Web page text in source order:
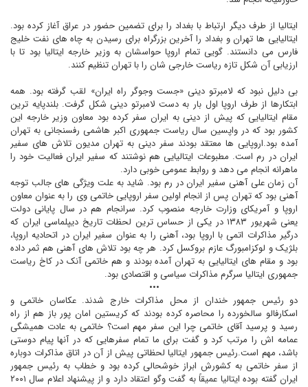
ايتاليا از طرف ديگر ارتباط با بغداد را براى تضمين حضور در عراق آغاز کرده بود.
ايتاليايى ها تهران و بغداد را آخرين بزرگراه براى رسيدن به چاه هاى نفت خليج
فارس مى دانستند. گويى تمام اروپا حواسشان به وزير خارجه ايتاليا بود تا با
ارزيابى آن شکل تازه رياست خارجى شان را با تهران تنظيم کنند.
بى دليل نبود که لامبرتو دينى «جست وجوگر راه ايران» لقب گرفته بود. همه
ابتکارها از طرف اروپا اول بار به دست لامبرتو دينى شکل گرفت. بلندپايه ترين
مقام ايتاليايى که پيش از دينى به ايران سفر کرده بود معاون وزير خارجه اين
کشور بود که در واپسين سال رياست جمهورى اکبر هاشمى رفسنجانى به تهران
آمده بود.اروپايى ها معتقد بودند سفر دينى به تهران مديون تلاش هاى سفير
ايران در رم است. مطبوعات ايتاليايى هم نوشتند که سفير ايران فعاليت خود را
ماهرانه انجام مى دهد و روابط عمومى خوبى دارد.
آن زمان على آهنى سفیر ايران در رم بود. شايد به علت ويژگى هاى جالب توجه
آهنى بود که تهران پس از انجام اولين سفر اروپايى خاتمى وى را به عنوان معاون
اروپا و آمريکاى وزارت خارجه منصوب کرد. سرانجام هم در سال پايانى دولت
يعنى شهريور ۱۳۸۳ در يکى از حساس ترين لحظات تاريخ ديپلماسى ايران که
درگير مذاکرات اتمى با اروپا بود، آهنى را به عنوان سفير ايران در اتحاديه اروپا،
بلژيک و لوکزامبورگ عازم بروکسل کرد. هر چه بود تلاش هاى آهنى هم ثمر داده
بود و مقام هاى ايتاليايى به تهران آمده بودند و هم خاتمى آنک در کاخ رياست
جمهورى ايتاليا سرگرم مذاکرات سياسى و اقتصادى بود.
•••
دو رئيس جمهور خندان از محل مذاکرات خارج شدند. عکاسان خاتمى و
اسکارفالو سالخورده را محاصره کرده بودند که کريستين امان پور باز هم از راه
رسيد و پرسيد آقاى خاتمى چرا اين سفر مهم است؟ خاتمى به عادت هميشگى
عمامه اش را مرتب کرد و گفت براى ما تمام سفرهايى که در آنها پيام دوستى
باشد، مهم است.رئيس جمهور ايتاليا لحظاتى پيش از آن در اتاق مذاکرات دوباره
از سفر خاتمى به کشورش ابراز خوشحالى کرده بود و خطاب به رئيس جمهور
ايران گفته بوده ايتاليا عميقاً به گفت وگو اعتقاد دارد و از پيشنهاد اعلام سال ۲۰۰۱